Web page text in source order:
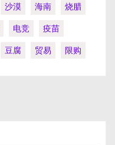
沙漠 海南
烧腊
电竞
疫苗
豆腐 贸易 限购